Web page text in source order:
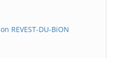
REVEST-DU-BiON